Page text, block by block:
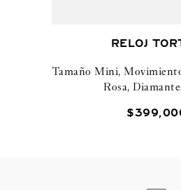
RELOJ
Tamaño Mini,
Rosa,
$399,